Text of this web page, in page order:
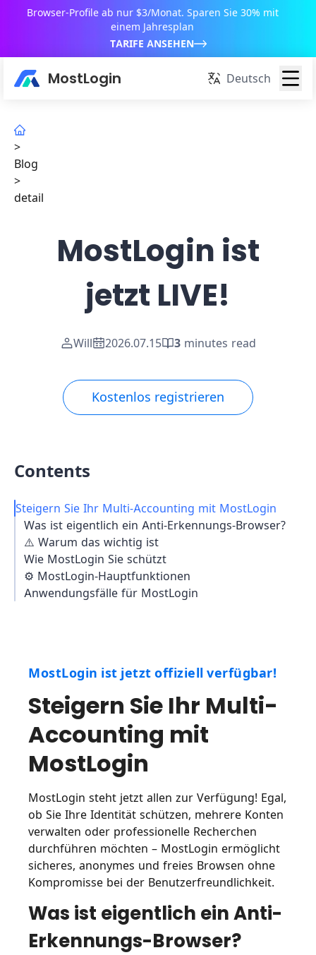
Browser-Profile ab nur $3/Monat. Sparen Sie 30% mit
einem Jahresplan
TARIFE ANSEHEN
MostLogin Deutsch
>
Blog
>
detail
MostLogin ist
jetzt LIVE!
Will 2026.07.15 3 minutes read
Kostenlos registrieren
Contents
Steigern Sie Ihr Multi-Accounting mit MostLogin
Was ist eigentlich ein Anti-Erkennungs-Browser?
⚠️ Warum das wichtig ist
Wie MostLogin Sie schützt
⚙️ MostLogin-Hauptfunktionen
Anwendungsfälle für MostLogin
MostLogin ist jetzt offiziell verfügbar!
Steigern Sie Ihr Multi-
Accounting mit
MostLogin
MostLogin steht jetzt allen zur Verfügung! Egal,
ob Sie Ihre Identität schützen, mehrere Konten
verwalten oder professionelle Recherchen
durchführen möchten – MostLogin ermöglicht
sicheres, anonymes und freies Browsen ohne
Kompromisse bei der Benutzerfreundlichkeit.
Was ist eigentlich ein Anti-
Erkennungs-Browser?